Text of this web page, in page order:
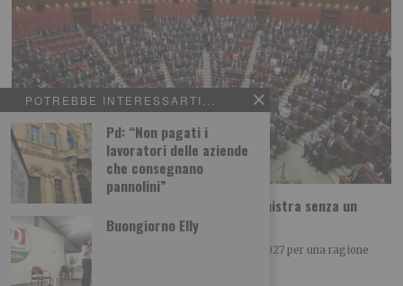
POTREBBE INTERESSARTI...
Pd: “Non pagati i
lavoratori delle aziende
che consegnano
pannolini”
Buongiorno Elly
Meloni verso il 2027: la vera forza è una sinistra senza un
leader
Giorgia Meloni potrebbe vincere le elezioni del 2027 per una ragione
tanto semplice quanto politica: